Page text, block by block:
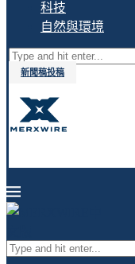
科技
自然與環境
新聞稿投稿